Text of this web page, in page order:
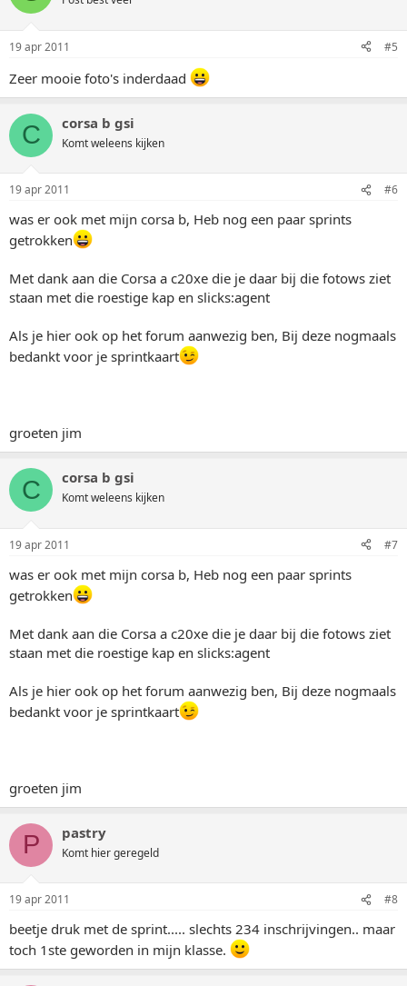
19 apr 2011 #5
Zeer mooie foto's inderdaad
C corsa b gsi
Komt weleens kijken
19 apr 2011 #6
was er ook met mijn corsa b, Heb nog een paar sprints
getrokken
Met dank aan die Corsa a c20xe die je daar bij die fotows ziet
staan met die roestige kap en slicks:agent
Als je hier ook op het forum aanwezig ben, Bij deze nogmaals
bedankt voor je sprintkaart
groeten jim
C corsa b gsi
Komt weleens kijken
19 apr 2011 #7
was er ook met mijn corsa b, Heb nog een paar sprints
getrokken
Met dank aan die Corsa a c20xe die je daar bij die fotows ziet
staan met die roestige kap en slicks:agent
Als je hier ook op het forum aanwezig ben, Bij deze nogmaals
bedankt voor je sprintkaart
groeten jim
P pastry
Komt hier geregeld
19 apr 2011 #8
beetje druk met de sprint..... slechts 234 inschrijvingen.. maar
toch 1ste geworden in mijn klasse.